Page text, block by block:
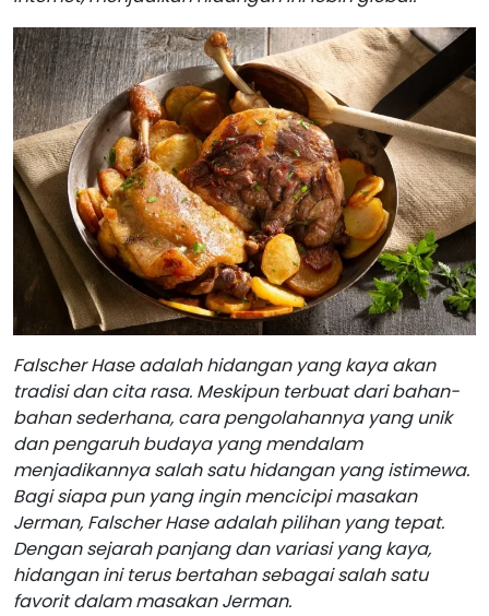
Falscher Hase adalah hidangan yang kaya akan
tradisi dan cita rasa. Meskipun terbuat dari bahan-
bahan sederhana, cara pengolahannya yang unik
dan pengaruh budaya yang mendalam
menjadikannya salah satu hidangan yang istimewa.
Bagi siapa pun yang ingin mencicipi masakan
Jerman, Falscher Hase adalah pilihan yang tepat.
Dengan sejarah panjang dan variasi yang kaya,
hidangan ini terus bertahan sebagai salah satu
favorit dalam masakan Jerman.